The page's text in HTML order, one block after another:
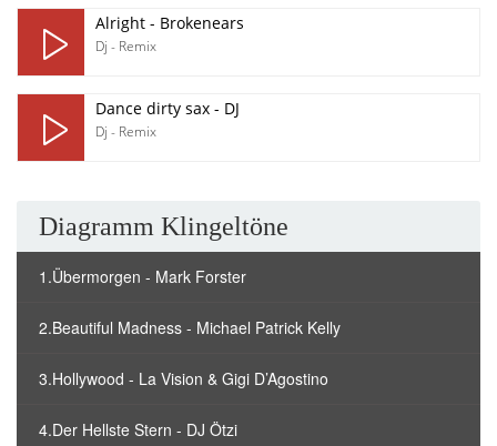
Alright - Brokenears
Dj - Remix
Dance dirty sax - DJ
Dj - Remix
Diagramm Klingeltöne
1.Übermorgen - Mark Forster
2.Beautiful Madness - Michael Patrick Kelly
3.Hollywood - La Vision & Gigi D’Agostino
4.Der Hellste Stern - DJ Ötzi